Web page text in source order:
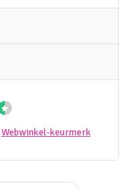
Webwinkel-keurmerk